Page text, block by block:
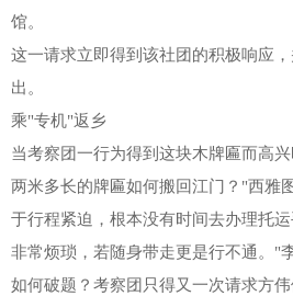
馆。
这一请求立即得到该社团的积极响应
出。
乘"专机"返乡
当考察团一行为得到这块木牌匾而高
两米多长的牌匾如何搬回江门？"西雅
于行程紧迫，根本没有时间去办理托
非常烦琐，若随身带走更是行不通。"
如何破题？考察团只得又一次请求方伟